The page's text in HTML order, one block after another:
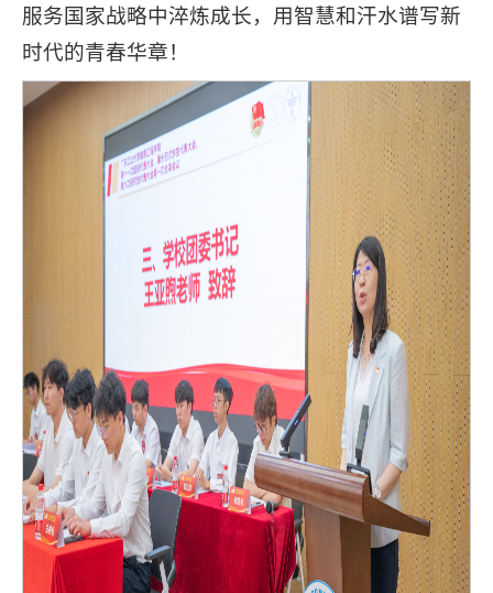
服务国家战略中淬炼成长，用智慧和汗水谱写新
时代的青春华章！